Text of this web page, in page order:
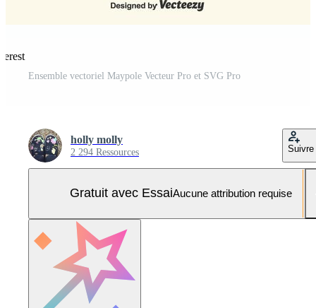
Ensemble vectoriel Maypole Vecteur Pro et SVG Pro
holly molly
2 294 Ressources Suivre
Gratuit avec EssaiAucune attribution requise